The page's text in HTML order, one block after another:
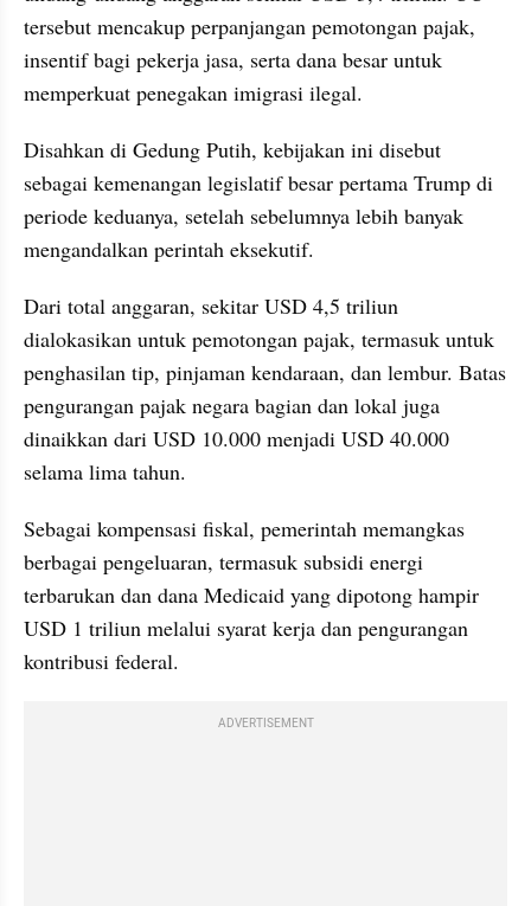
tersebut mencakup perpanjangan pemotongan pajak,
insentif bagi pekerja jasa, serta dana besar untuk
memperkuat penegakan imigrasi ilegal.
Disahkan di Gedung Putih, kebijakan ini disebut
sebagai kemenangan legislatif besar pertama Trump di
periode keduanya, setelah sebelumnya lebih banyak
mengandalkan perintah eksekutif.
Dari total anggaran, sekitar USD 4,5 triliun
dialokasikan untuk pemotongan pajak, termasuk untuk
penghasilan tip, pinjaman kendaraan, dan lembur. Batas
pengurangan pajak negara bagian dan lokal juga
dinaikkan dari USD 10.000 menjadi USD 40.000
selama lima tahun.
Sebagai kompensasi fiskal, pemerintah memangkas
berbagai pengeluaran, termasuk subsidi energi
terbarukan dan dana Medicaid yang dipotong hampir
USD 1 triliun melalui syarat kerja dan pengurangan
kontribusi federal.
ADVERTISEMENT